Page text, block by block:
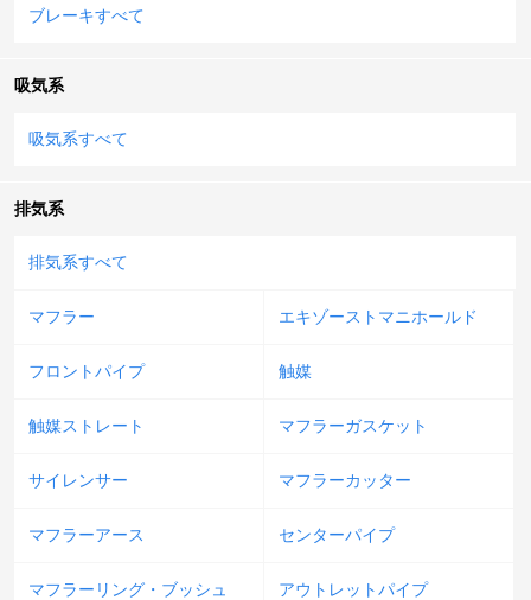
ブレーキすべて
吸気系
吸気系すべて
排気系
排気系すべて
マフラー エキゾーストマニホールド
フロントパイプ 触媒
触媒ストレート マフラーガスケット
サイレンサー マフラーカッター
マフラーアース センターパイプ
マフラーリング・ブッシュ アウトレットパイプ